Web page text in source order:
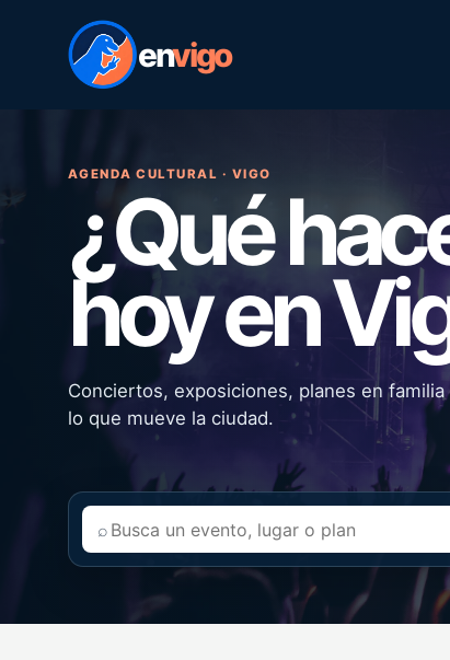
envigo
AGENDA CULTURAL · VIGO
¿Qué
hoy en
Conciertos, exposiciones, planes en familia
lo que mueve la ciudad.
⌕